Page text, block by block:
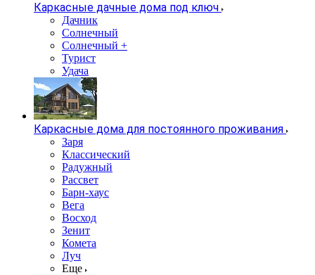
Каркасные дачные дома под ключ
Дачник
Солнечный
Солнечный +
Турист
Удача
Каркасные дома для постоянного проживания
Заря
Классический
Радужный
Рассвет
Барн-хаус
Вега
Восход
Зенит
Комета
Луч
Еще